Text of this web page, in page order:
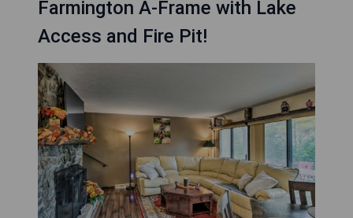
Farmington A-Frame with Lake
Access and Fire Pit!